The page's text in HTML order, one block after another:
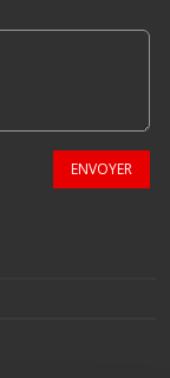
ENVOYER